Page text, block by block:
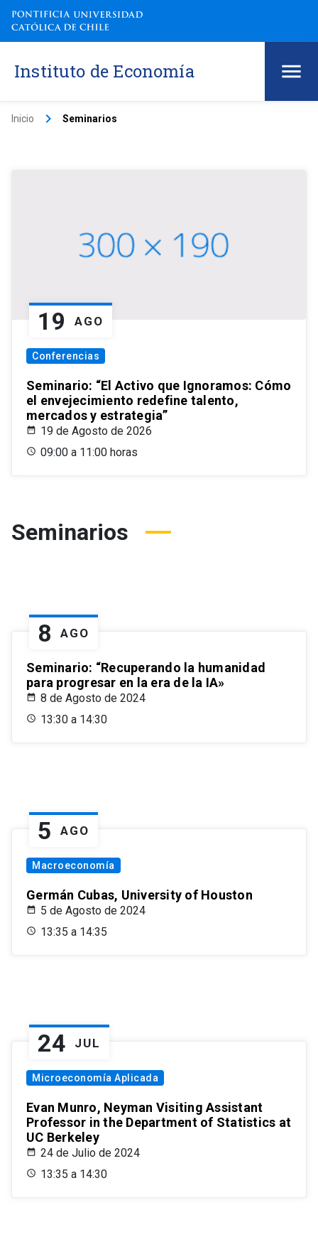
Instituto de Economía
Inicio keyboard_arrow_right Seminarios
19 AGO
Conferencias
Seminario: “El Activo que Ignoramos: Cómo
el envejecimiento redefine talento,
mercados y estrategia”
19 de Agosto de 2026
09:00 a 11:00 horas
Seminarios
8 AGO
Seminario: “Recuperando la humanidad
para progresar en la era de la IA»
8 de Agosto de 2024
13:30 a 14:30
5 AGO
Macroeconomía
Germán Cubas, University of Houston
5 de Agosto de 2024
13:35 a 14:35
24 JUL
Microeconomía Aplicada
Evan Munro, Neyman Visiting Assistant
Professor in the Department of Statistics at
UC Berkeley
24 de Julio de 2024
13:35 a 14:30